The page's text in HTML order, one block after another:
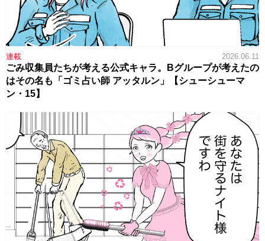
連載 2026.06.11
ごみ収集員たちが考える公式キャラ。Bグループが考えたの
はその名も「ゴミ占い師 アッタルン」【シューシューマ
ン・15】